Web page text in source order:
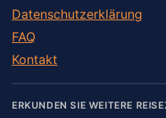
Datenschutzerklärung
FAQ
Kontakt
ERKUNDEN SIE WEITERE